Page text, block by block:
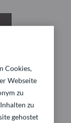
Cookies,
Webseite
zu
zu
gehostet